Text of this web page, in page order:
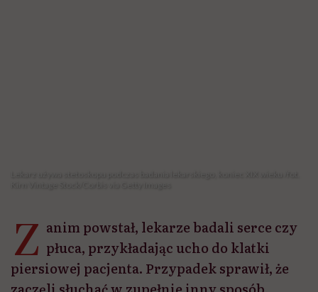
Posłuchaj Udostępnij
Wysłuchasz w 6 min